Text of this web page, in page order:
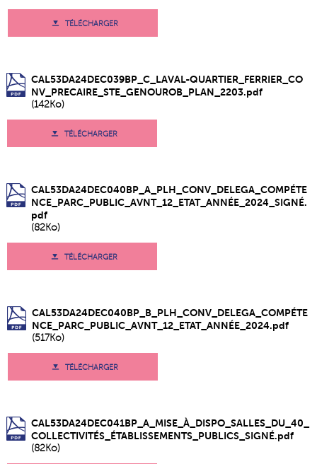
TÉLÉCHARGER
CAL53DA24DEC039BP_C_LAVAL-QUARTIER_FERRIER_CO
NV_PRECAIRE_STE_GENOUROB_PLAN_2203.pdf
(142Ko)
TÉLÉCHARGER
CAL53DA24DEC040BP_A_PLH_CONV_DELEGA_COMPÉTE
NCE_PARC_PUBLIC_AVNT_12_ETAT_ANNÉE_2024_SIGNÉ.
pdf
(82Ko)
TÉLÉCHARGER
CAL53DA24DEC040BP_B_PLH_CONV_DELEGA_COMPÉTE
NCE_PARC_PUBLIC_AVNT_12_ETAT_ANNÉE_2024.pdf
(517Ko)
TÉLÉCHARGER
CAL53DA24DEC041BP_A_MISE_À_DISPO_SALLES_DU_40_
COLLECTIVITÉS_ÉTABLISSEMENTS_PUBLICS_SIGNÉ.pdf
(82Ko)